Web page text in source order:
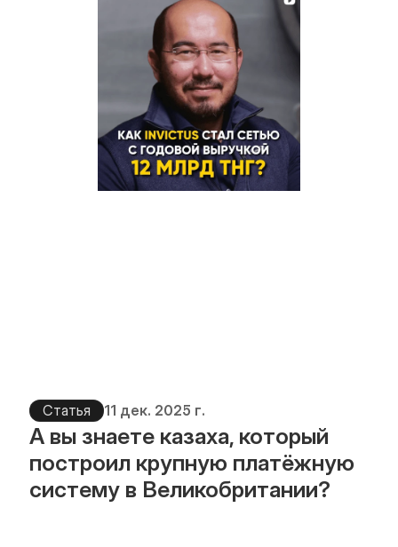
📞 Спросить менеджера
Статья 11 дек. 2025 г.
А вы знаете казаха, который
построил крупную платёжную
систему в Великобритании?